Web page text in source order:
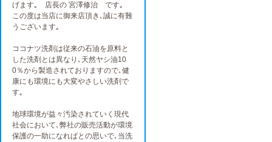
げます｡ 店長の 宮澤修治 です｡
この度は当店に御来店頂き､誠に有難
うございます｡
ココナツ洗剤は従来の石油を原料と
した洗剤とは異なり､天然ヤシ油10
0％から製造されておりますので､健
康にも環境にも大変やさしい洗剤で
す｡
地球環境が益々汚染されていく現代
社会において､弊社の販売活動が環境
保護の一助になればとの思いで､当洗